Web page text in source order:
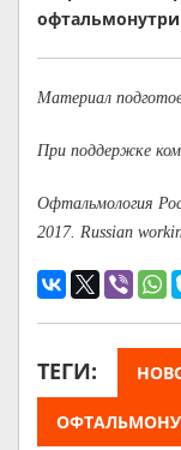
Материал
При поддержке
Офтальмология
2017. Russian
ТЕГИ: